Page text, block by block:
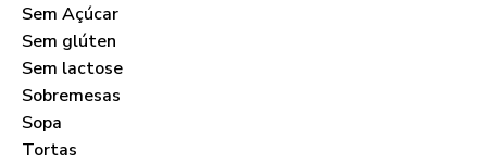
Sem Açúcar
Sem glúten
Sem lactose
Sobremesas
Sopa
Tortas